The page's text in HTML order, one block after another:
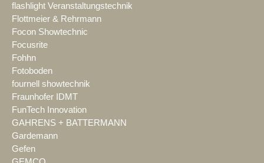
flashlight Veranstaltungstechnik
Flottmeier & Rehrmann
Focon Showtechnic
Focusrite
Fohhn
Fotoboden
fournell showtechnik
Fraunhofer IDMT
FunTech Innovation
GAHRENS + BATTERMANN
Gardemann
Gefen